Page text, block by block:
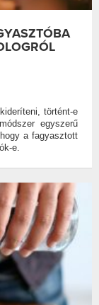
történt-e
egyszerű
a fagyasztott
e.